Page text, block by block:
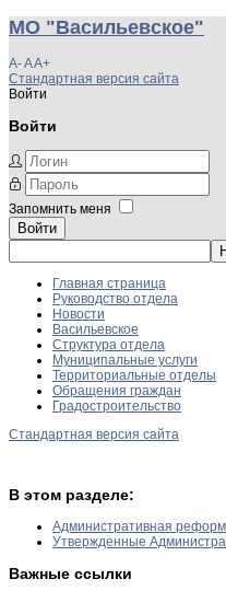
МО "Васильевское"
A-AA+
Стандартная версия сайта
Войти
Войти
Запомнить меня
Войти
Главная страница
Руководство отдела
Новости
Васильевское
Структура отдела
Муниципальные услуги
Территориальные отделы
Обращения граждан
Градостроительство
Стандартная версия сайта
В этом разделе:
Административная
Утвержденные
Важные ссылки